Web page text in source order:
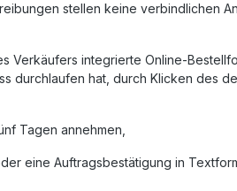
stellen keine verbindlichen
Verkäufers integrierte Online-
durchlaufen hat, durch Klicken des
Tagen annehmen,
eine Auftragsbestätigung in